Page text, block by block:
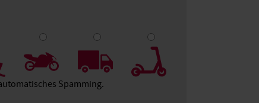
9 10
Spamming.